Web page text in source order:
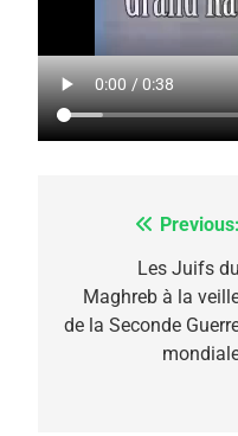
Navigation
l’article
Previous:
Les Juifs du
Maghreb à la
de la Seconde
5